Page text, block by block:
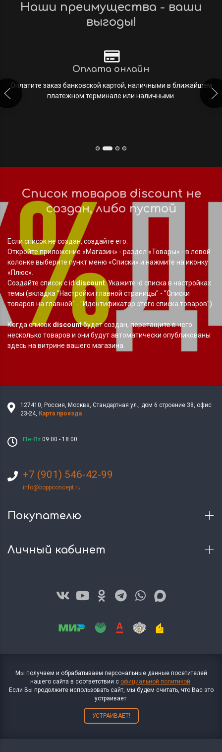
Наши преимущества - ваши
выгоды!
Оплата онлайн
Оплатите заказ банковской картой, наличными в ближайшем
платежном терминале или наличными.
Список товаров discount не
создан, либо пустой
Если список не создан, создайте его.
Откройте приложение «Магазин» - раздел «Товары» - в левой
колонке выберите пункт меню «Списки» и нажмите на иконку
«Плюс».
Создайте список с iddiscount. Укажите id списка в настройках
темы (вкладка "Настройки главной страницы" - "Списки
товаров на главной" - "Идентификатор этого списка товаров").
Когда список discountбудет создан, перетащите в него
несколько товаров и они будут автоматически опубликованы
здесь на витрине вашего магазина.
127410 Россия Москва Стандартная ул., дом 6 строение 38 офис
23-24, Карта проезда
Пн-Пт 09:00 - 18:00
+7 (901) 546-42-99
info@boppconcept.ru
Покупателю
Личный кабинет
Мы получаем и обрабатываем персональные данные посетителей
нашего сайта в соответствии с официальной политикой.
Если Вы продолжите использовать сайт, мы будем считать, что Вас это
устраивает.
УСТРАИВАЕТ!